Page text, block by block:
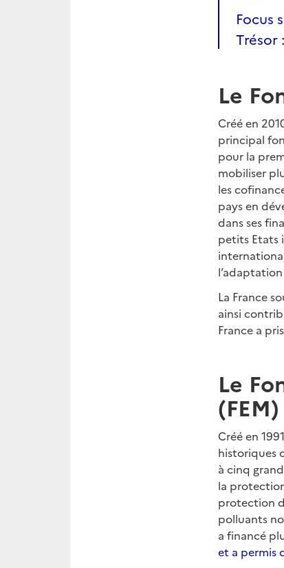
Focus
Trésor :
Le
Créé en
principal
pour la
mobiliser
les
pays en
dans ses
petits Etats
La France
ainsi
France a
Le
(FEM)
Créé en
historiques
à cinq
la
protection
polluants
a financé
et a permis